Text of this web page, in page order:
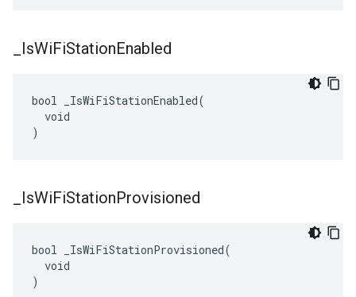
IsWiFiStationEnabled
bool _IsWiFiStationEnabled(
  void
)
IsWiFiStationProvisioned
bool _IsWiFiStationProvisioned(
  void
)